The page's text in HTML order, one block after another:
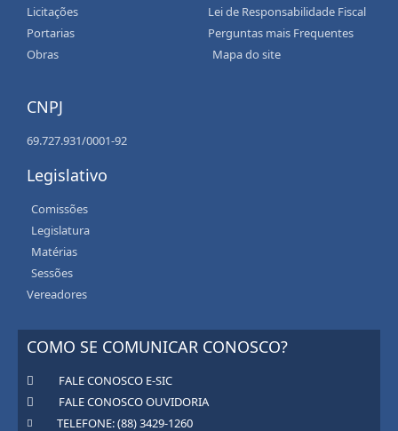
Licitações
Portarias
Obras
Lei de Responsabilidade Fiscal
Perguntas mais Frequentes
Mapa do site
CNPJ
69.727.931/0001-92
Legislativo
Comissões
Legislatura
Matérias
Sessões
Vereadores
COMO SE COMUNICAR CONOSCO?
FALE CONOSCO E-SIC
FALE CONOSCO OUVIDORIA
TELEFONE: (88) 3429-1260